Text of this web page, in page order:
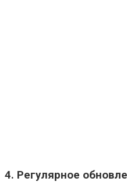
4. Регулярное